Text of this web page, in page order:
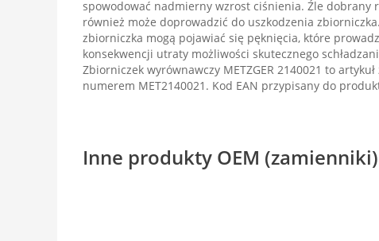
spowodować nadmierny wzrost ciśnienia. Źle dobrany
również może doprowadzić do uszkodzenia
zbiorniczka mogą pojawiać się pęknięcia, które
konsekwencji utraty możliwości skutecznego
Zbiorniczek wyrównawczy METZGER 2140021 to artykuł
numerem MET2140021. Kod EAN przypisany do
Inne produkty OEM (zamienniki)